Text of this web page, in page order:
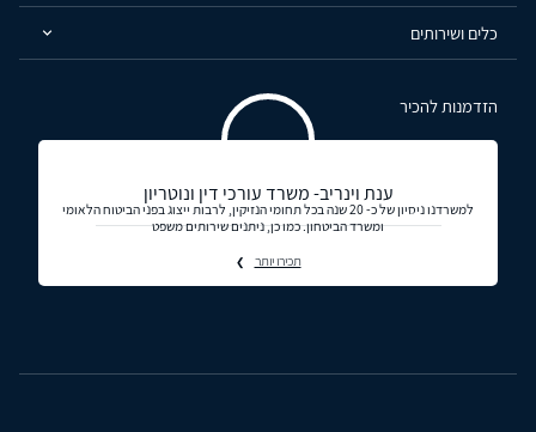
כלים ושירותים
הזדמנות להכיר
ענת וינריב- משרד עורכי דין ונוטריון
למשרדנו ניסיון של כ- 20 שנה בכל תחומי הנזיקין, לרבות ייצוג בפני הביטוח הלאומי
ומשרד הביטחון. כמו כן, ניתנים שירותים משפט
תכירו יותר